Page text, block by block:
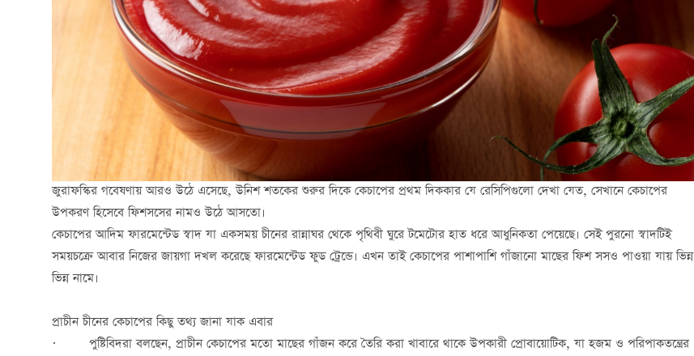
জুরাফস্কির গবেষণায় আরও উঠে এসেছে, উনিশ শতকের শুরুর দিকে কেচাপের প্রথম দিককার যে রেসিপিগুলো দেখা যেত, সেখানে কেচাপের
উপকরণ হিসেবে ফিশসসের নামও উঠে আসতো।
কেচাপের আদিম ফারমেন্টেড স্বাদ যা একসময় চীনের রান্নাঘর থেকে পৃথিবী ঘুরে টমেটোর হাত ধরে আধুনিকতা পেয়েছে। সেই পুরনো স্বাদটিই
সময়চক্রে আবার নিজের জায়গা দখল করেছে ফারমেন্টেড ফুড ট্রেন্ডে। এখন তাই কেচাপের পাশাপাশি গাঁজানো মাছের ফিশ সসও পাওয়া যায় ভিন্ন
ভিন্ন নামে।
প্রাচীন চীনের কেচাপের কিছু তথ্য জানা যাক এবার
· পুষ্টিবিদরা বলছেন, প্রাচীন কেচাপের মতো মাছের গাঁজন করে তৈরি করা খাবারে থাকে উপকারী প্রোবায়োটিক, যা হজম ও পরিপাকতন্ত্রের